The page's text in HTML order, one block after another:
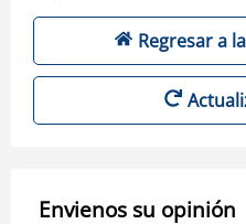
Regresar a
Envienos su opinión